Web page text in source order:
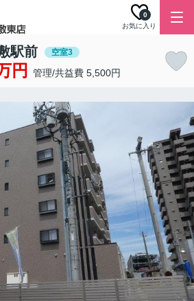
お気に入り
0
駅前 空室3
円 管理/共益費 5,500円